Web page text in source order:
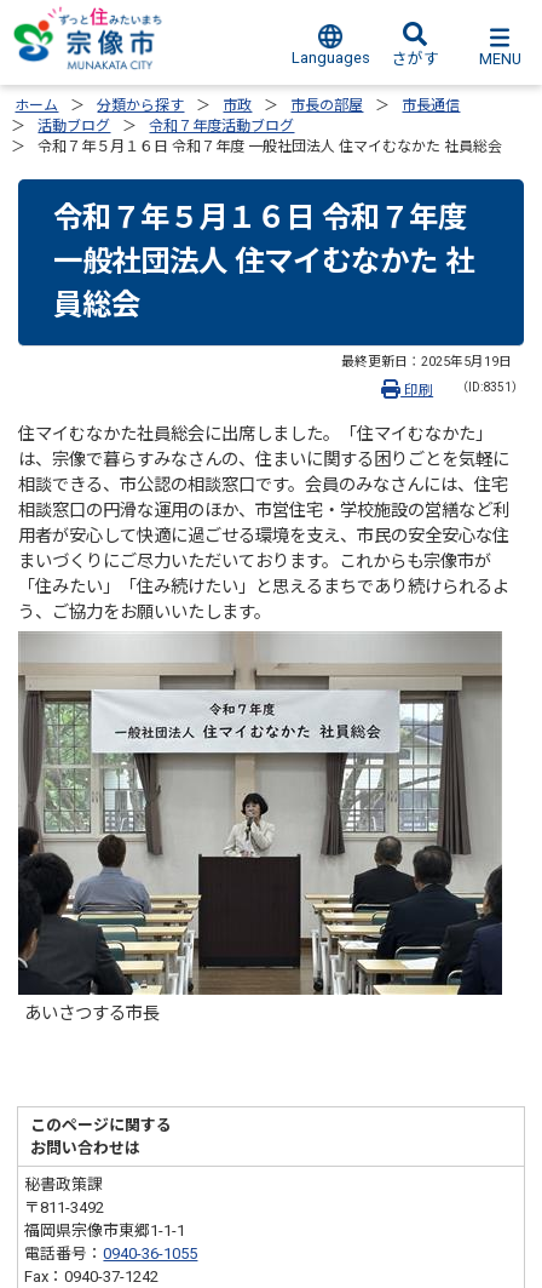
Languages さがす MENU
ホーム 分類から探す 市政 市長の部屋
市長通信
活動ブログ
令和７年度活動ブログ
令和７年５月１６日 令和７年度 一般社団法人 住マイむなかた 社員総会
令和７年５月１６日 令和７年度
一般社団法人 住マイむなかた 社
員総会
最終更新日： 2025年5月19日
（ID:8351）
印刷
住マイむなかた社員総会に出席しました。「住マイむなかた」
は、宗像で暮らすみなさんの、住まいに関する困りごとを気軽に
相談できる、市公認の相談窓口です。会員のみなさんには、住宅
相談窓口の円滑な運用のほか、市営住宅・学校施設の営繕など利
用者が安心して快適に過ごせる環境を支え、市民の安全安心な住
まいづくりにご尽力いただいております。これからも宗像市が
「住みたい」「住み続けたい」と思えるまちであり続けられるよ
う、ご協力をお願いいたします。
あいさつする市長
このページに関する
お問い合わせは
秘書政策課
〒811-3492
福岡県宗像市東郷1-1-1
電話番号：0940-36-1055
Fax：0940-37-1242